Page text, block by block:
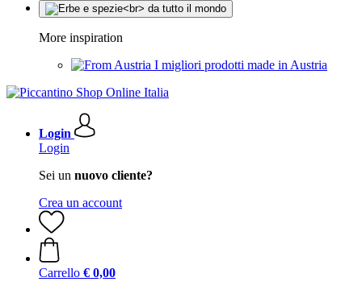
More inspiration
I migliori prodotti made in Austria
Login
Login
Sei un nuovo cliente?
Crea un account
Carrello € 0,00